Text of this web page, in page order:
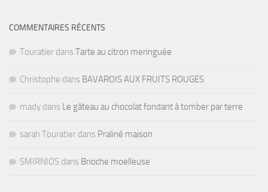
COMMENTAIRES RÉCENTS
Touratier dans Tarte au citron meringuée
Christophe dans BAVAROIS AUX FRUITS ROUGES
mady dans Le gâteau au chocolat fondant à tomber par terre
sarah Touratier dans Praliné maison
SMIRNIOS dans Brioche moelleuse